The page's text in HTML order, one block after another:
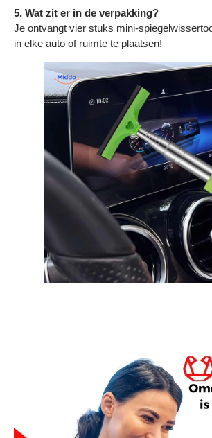
5. Wat zit er in de verpakking?
Je ontvangt vier stuks mini-
in elke auto of ruimte te plaatsen!